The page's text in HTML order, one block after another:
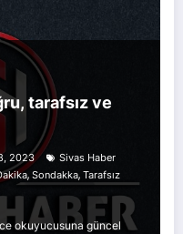
tarafsız ve
2023
Sivas Haber
, Sondakka, Tarafsız
okuyucusuna güncel